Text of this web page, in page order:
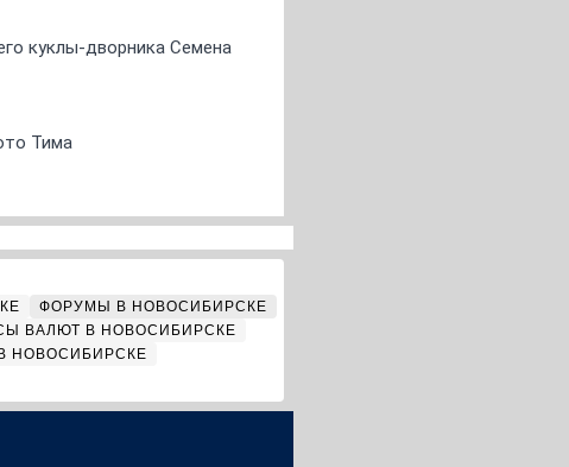
куклы-дворника Семена
Тима
ФОРУМЫ В НОВОСИБИРСКЕ
ВАЛЮТ В НОВОСИБИРСКЕ
НОВОСИБИРСКЕ